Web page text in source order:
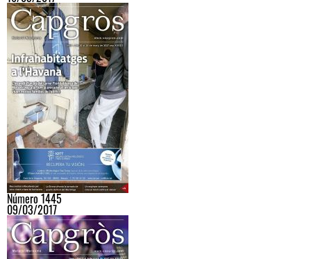
Número 1445
09/03/2017